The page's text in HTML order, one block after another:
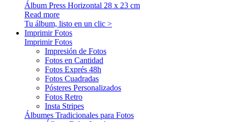
Álbum Press Horizontal 28 x 23 cm
Read more
Tu álbum, listo en un clic >
Imprimir Fotos
Imprimir Fotos
Impresión de Fotos
Fotos en Cantidad
Fotos Exprés 48h
Fotos Cuadradas
Pósteres Personalizados
Fotos Retro
Insta Stripes
Álbumes Tradicionales para Fotos